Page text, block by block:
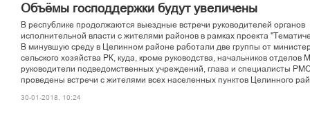
Îáú¸ìû ãîñïîääåðæêè áóäóò óâåëè÷åíû
Â ðåñïóáëèêå ïðîäîëæàþòñÿ âûåçäíûå âñòðå÷è ðóêîâîäèòåëåé îðãàíîâ
èñïîëíèòåëüíîé âëàñòè ñ æèòåëÿìè ðàéîíîâ â ðàìêàõ ïðîåêòà
Â ìèíóâøóþ ñðåäó â Öåëèííîì ðàéîíå ðàáîòàëè äâå ãðóïïû îò
ñåëüñêîãî õîçÿéñòâà ÐÊ, êóäà, êðîìå ðóêîâîäñòâà, íà÷àëüíèêîâ îòäåëîâ
ðóêîâîäèòåëè ïîäâåäîìñòâåííûõ ó÷ðåæäåíèé, ãëàâà è ñïåöèàëèñòû
ïðîâåäåíû âñòðå÷è ñ æèòåëÿìè âñåõ íàñåëåííûõ ïóíêòîâ Öåëèííîãî
30-01-2018, 10:24